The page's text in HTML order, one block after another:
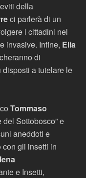
della
ci parlerà di un
i cittadini nel
invasive. Infine, Elia
di
a tutelare le
Tommaso
Sottobosco” e
aneddoti e
con gli insetti in
e Insetti,